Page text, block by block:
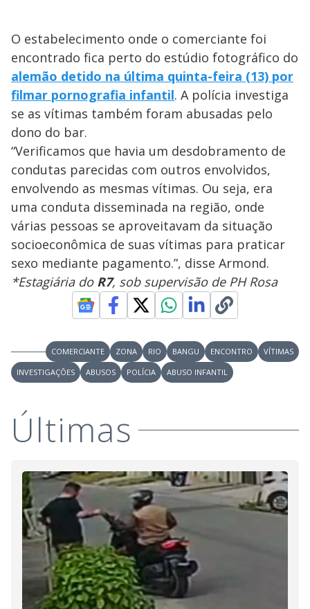
O estabelecimento onde o comerciante foi
encontrado fica perto do estúdio fotográfico do
alemão detido na última quinta-feira (13) por
filmar pornografia infantil. A polícia investiga
se as vítimas também foram abusadas pelo
dono do bar.
“Verificamos que havia um desdobramento de
condutas parecidas com outros envolvidos,
envolvendo as mesmas vítimas. Ou seja, era
uma conduta disseminada na região, onde
várias pessoas se aproveitavam da situação
socioeconômica de suas vítimas para praticar
sexo mediante pagamento.”, disse Armond.
*Estagiária do R7, sob supervisão de PH Rosa
COMERCIANTE ZONA RIO BANGU ENCONTRO
VÍTIMAS
INVESTIGAÇÕES
ABUSOS POLÍCIA ABUSO INFANTIL
Últimas